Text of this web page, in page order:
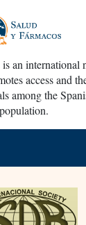
an international
access and
among the
population.